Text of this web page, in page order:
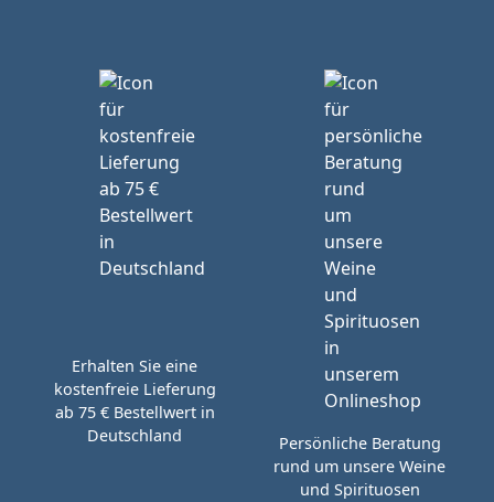
Erhalten Sie eine
kostenfreie Lieferung
ab 75 € Bestellwert in
Deutschland
Persönliche Beratung
rund um unsere Weine
und Spirituosen